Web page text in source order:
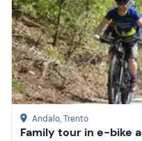
Andalo, Trento
Family tour in e-bike